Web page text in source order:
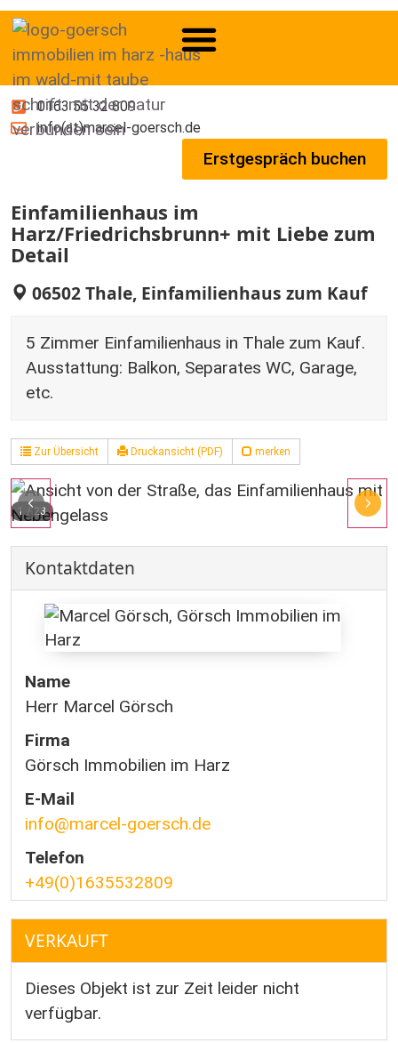
0163 55 32 809
info(at)marcel-goersch.de
Erstgespräch buchen
Einfamilienhaus im
Harz/Friedrichsbrunn+ mit Liebe zum
Detail
06502 Thale, Einfamilienhaus zum Kauf
5 Zimmer Einfamilienhaus in Thale zum Kauf.
Ausstattung: Balkon, Separates WC, Garage,
etc.
Zur Übersicht Druckansicht (PDF) merken
1 /23
Kontaktdaten
Name
Herr Marcel Görsch
Firma
Görsch Immobilien im Harz
E-Mail
info@marcel-goersch.de
Telefon
+49(0)1635532809
VERKAUFT
Dieses Objekt ist zur Zeit leider nicht
verfügbar.